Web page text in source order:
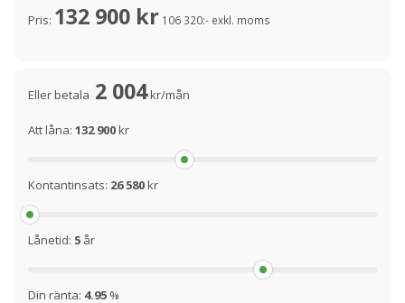
Pris: 132 900 kr 106 320:- exkl. moms
Eller betala 2 004kr/mån
Att låna: 132 900kr
Kontantinsats: 26 580kr
Lånetid: 5 år
Din ränta: 4.95 %